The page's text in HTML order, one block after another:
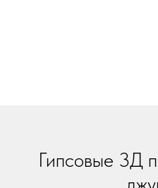
Гипсовые 3Д